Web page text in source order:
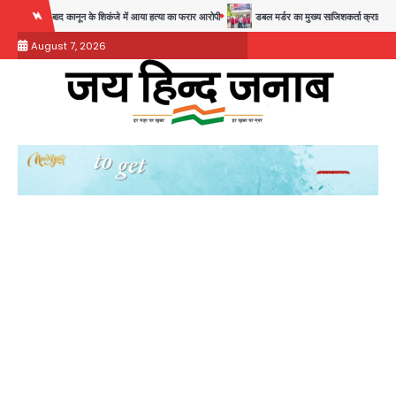
content
साल बाद कानून के शिकंजे में आया हत्या का फरार आरोपी डबल मर्डर का मुख्य साजिशकर्ता क्राइम ब्रांच
August 7, 2026